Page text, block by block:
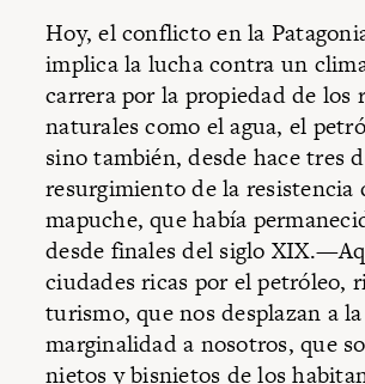
Hoy, el conflicto en la
implica la lucha contra un
carrera por la propiedad de los
naturales como el agua, el
sino también, desde hace tres
resurgimiento de la resistencia
mapuche, que había
desde finales del siglo
ciudades ricas por el petróleo,
turismo, que nos desplazan a la
marginalidad a nosotros, que
nietos y bisnietos de los